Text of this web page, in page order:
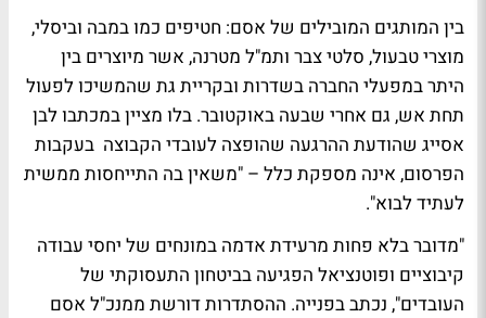
בין המותגים המובילים של אסם: חטיפים כמו במבה וביסלי,
מוצרי טבעול, סלטי צבר ותמ"ל מטרנה, אשר מיוצרים בין
היתר במפעלי החברה בשדרות ובקריית גת שהמשיכו לפעול
תחת אש, גם אחרי שבעה באוקטובר. בלו מציין במכתבו לבן
אסייג שהודעת ההרגעה שהופצה לעובדי הקבוצה בעקבות
הפרסום, אינה מספקת כלל – "משאין בה התייחסות ממשית
לעתיד לבוא".
"מדובר בלא פחות מרעידת אדמה במונחים של יחסי עבודה
קיבוציים ופוטנציאל הפגיעה בביטחון התעסוקתי של
העובדים", נכתב בפנייה. ההסתדרות דורשת ממנכ"ל אסם